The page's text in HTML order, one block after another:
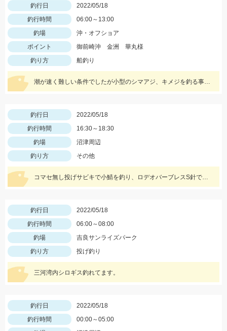
釣行日
2022/05/18
釣行時間
06:00～13:00
釣場
沖・オフショア
ポイント
御前崎沖 金洲 華丸様
釣り方
船釣り
潮が速く難しい条件でしたが小型のシマアジ、キメジを釣る事ができました。
釣行日
2022/05/18
釣行時間
16:30～18:30
釣場
沼津周辺
釣り方
その他
コマセ無し投げサビキで小鯖を釣り、ロデオバーブレスS針で泳がせしてヒラメゲット。
釣行日
2022/05/18
釣行時間
06:00～08:00
釣場
吉良サンライズパーク
釣り方
投げ釣り
三河湾内シロギス釣れてます。
釣行日
2022/05/18
釣行時間
00:00～05:00